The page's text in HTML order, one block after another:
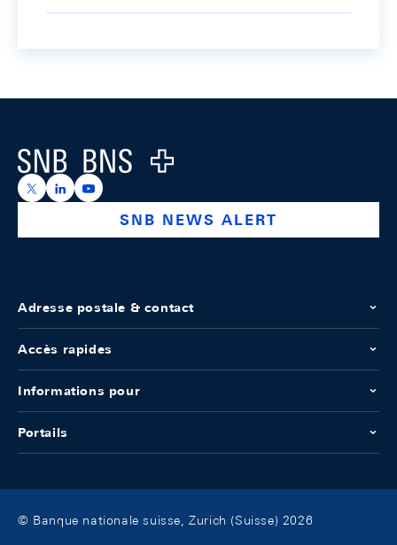
Logo
https://x.com/snb_bns
https://ch.linkedin.com/company/swiss-national-
https://www.youtube.com/@swissnationalbank
SNB NEWS ALERT
Adresse postale & contact
Accès rapides
Informations pour
Portails
© Banque nationale suisse, Zurich (Suisse) 2026